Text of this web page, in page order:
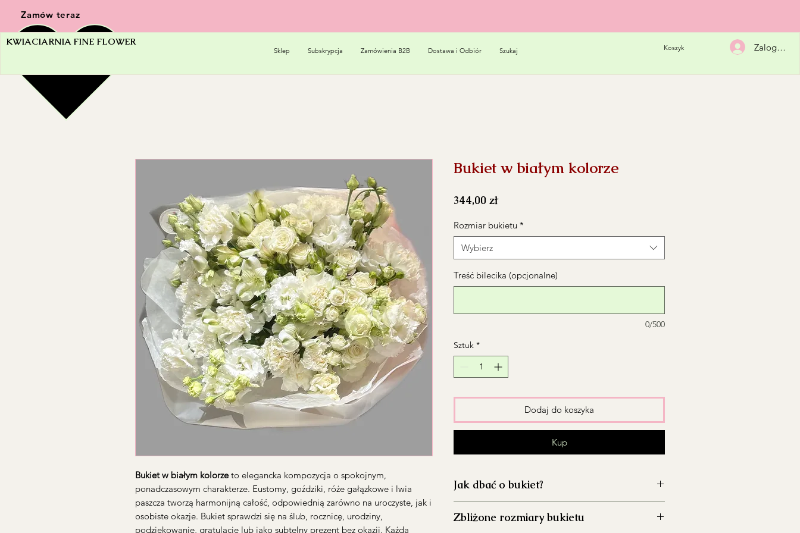
Zamów teraz
KWIACIARNIA FINE FLOWER
Sklep Subskrypcja Zamówienia B2B Dostawa i Odbiór Szukaj Koszyk Zaloguj się
Bukiet w białym kolorzeto elegancka kompozycja o spokojnym,
ponadczasowym charakterze. Eustomy, goździki, róże gałązkowe i lwia
paszcza tworzą harmonijną całość, odpowiednią zarówno na uroczyste, jak i
osobiste okazje. Bukiet sprawdzi się na ślub, rocznicę, urodziny,
podziękowanie, gratulacje lub jako subtelny prezent bez okazji. Każdą
Bukiet w białym kolorze
344,00 złCena
Rozmiar bukietu *
Wybierz
Treść bilecika (opcjonalne)
0/500
Sztuk *
Dodaj do koszyka
Kup
Jak dbać o bukiet?
aby ograniczyć rozwój bakterii.
Zbliżone rozmiary bukietu